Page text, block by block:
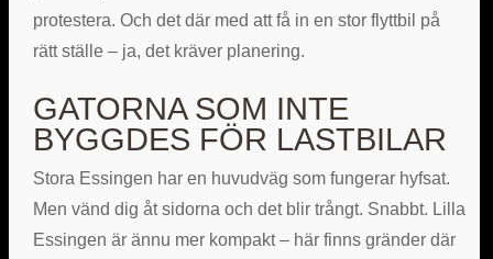
protestera. Och det där med att få in en stor flyttbil på
rätt ställe – ja, det kräver planering.
GATORNA SOM INTE
BYGGDES FÖR LASTBILAR
Stora Essingen har en huvudväg som fungerar hyfsat.
Men vänd dig åt sidorna och det blir trångt. Snabbt. Lilla
Essingen är ännu mer kompakt – här finns gränder där